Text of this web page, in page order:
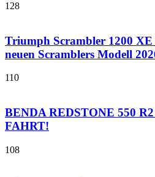
128
Triumph Scrambler 1200 XE
neuen Scramblers Modell
110
BENDA REDSTONE 550
FAHRT!
108